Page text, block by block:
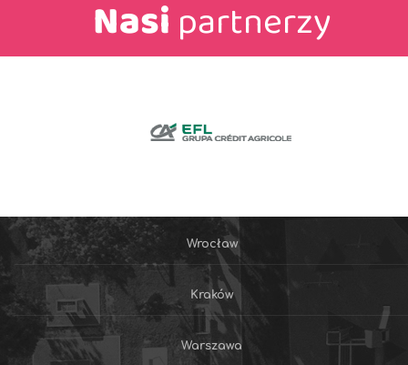
Nasipartnerzy
Wrocław
Kraków
Warszawa